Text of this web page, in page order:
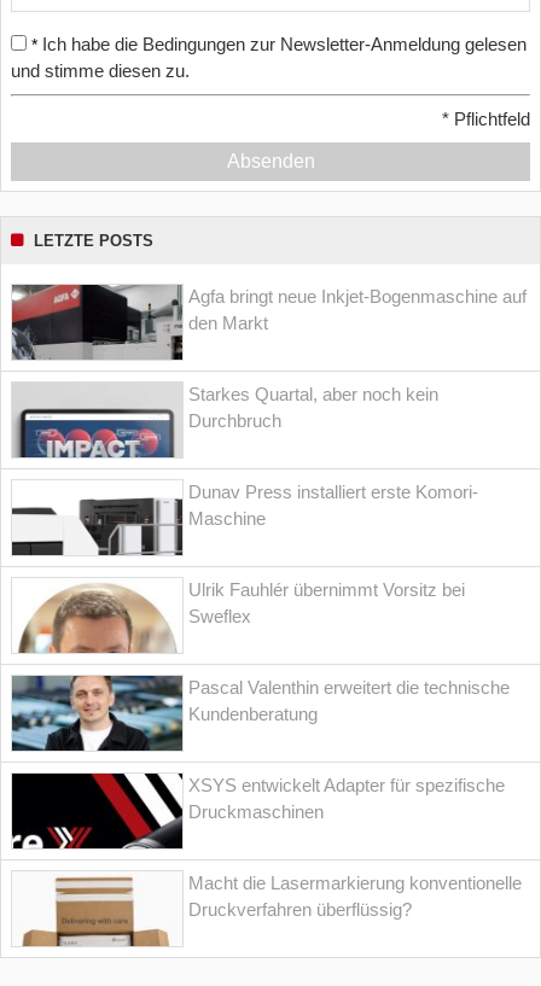
* Ich habe die Bedingungen zur Newsletter-Anmeldung gelesen
und stimme diesen zu.
* Pflichtfeld
Absenden
LETZTE POSTS
Agfa bringt neue Inkjet-Bogenmaschine auf
den Markt
Starkes Quartal, aber noch kein
Durchbruch
Dunav Press installiert erste Komori-
Maschine
Ulrik Fauhlér übernimmt Vorsitz bei
Sweflex
Pascal Valenthin erweitert die technische
Kundenberatung
XSYS entwickelt Adapter für spezifische
Druckmaschinen
Macht die Lasermarkierung konventionelle
Druckverfahren überflüssig?